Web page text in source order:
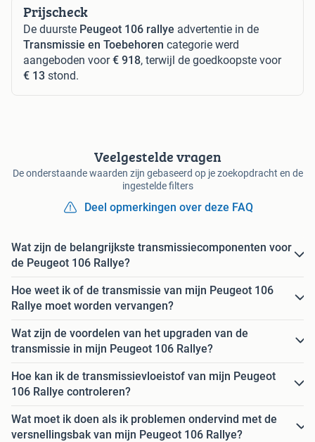
Prijscheck
De duurste Peugeot 106 rallye advertentie in de
Transmissie en Toebehoren categorie werd
aangeboden voor€ 918, terwijl de goedkoopste voor
€ 13 stond.
Veelgestelde vragen
De onderstaande waarden zijn gebaseerd op je zoekopdracht en de
ingestelde filters
Deel opmerkingen over deze FAQ
Wat zijn de belangrijkste transmissiecomponenten voor
de Peugeot 106 Rallye?
Hoe weet ik of de transmissie van mijn Peugeot 106
Rallye moet worden vervangen?
Wat zijn de voordelen van het upgraden van de
transmissie in mijn Peugeot 106 Rallye?
Hoe kan ik de transmissievloeistof van mijn Peugeot
106 Rallye controleren?
Wat moet ik doen als ik problemen ondervind met de
versnellingsbak van mijn Peugeot 106 Rallye?